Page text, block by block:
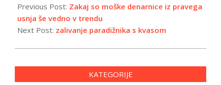
01-
09
Previous Post: Zakaj so moške denarnice iz pravega
usnja še vedno v trendu
Next Post: zalivanje paradižnika s kvasom
KATEGORIJE